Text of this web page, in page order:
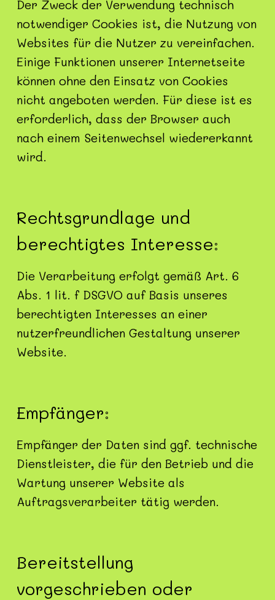
Der Zweck der Verwendung technisch
notwendiger Cookies ist, die Nutzung von
Websites für die Nutzer zu vereinfachen.
Einige Funktionen unserer Internetseite
können ohne den Einsatz von Cookies
nicht angeboten werden. Für diese ist es
erforderlich, dass der Browser auch
nach einem Seitenwechsel wiedererkannt
wird.
Rechtsgrundlage und
berechtigtes Interesse:
Die Verarbeitung erfolgt gemäß Art. 6
Abs. 1 lit. f DSGVO auf Basis unseres
berechtigten Interesses an einer
nutzerfreundlichen Gestaltung unserer
Website.
Empfänger:
Empfänger der Daten sind ggf. technische
Dienstleister, die für den Betrieb und die
Wartung unserer Website als
Auftragsverarbeiter tätig werden.
Bereitstellung
vorgeschrieben oder